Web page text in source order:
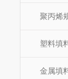
聚丙烯
塑料填
金属填